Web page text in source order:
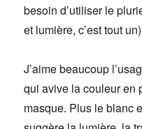
besoin d’utiliser le
et lumière, c’est tout
J’aime beaucoup
qui avive la couleur en
masque. Plus le blanc